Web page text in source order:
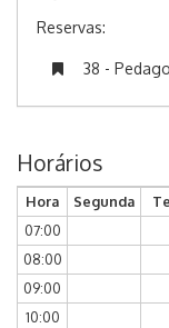
Reservas:
38 -
Horários
Hora Segunda
07:00
08:00
09:00
10:00